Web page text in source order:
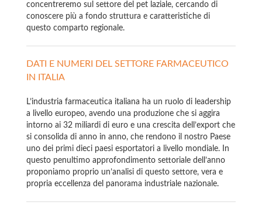
concentreremo sul settore del pet laziale, cercando di
conoscere più a fondo struttura e caratteristiche di
questo comparto regionale.
DATI E NUMERI DEL SETTORE FARMACEUTICO
IN ITALIA
L’industria farmaceutica italiana ha un ruolo di leadership
a livello europeo, avendo una produzione che si aggira
intorno ai 32 miliardi di euro e una crescita dell’export che
si consolida di anno in anno, che rendono il nostro Paese
uno dei primi dieci paesi esportatori a livello mondiale. In
questo penultimo approfondimento settoriale dell’anno
proponiamo proprio un’analisi di questo settore, vera e
propria eccellenza del panorama industriale nazionale.